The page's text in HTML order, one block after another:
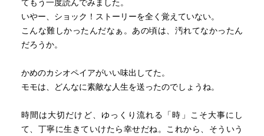
てもう一度読んでみました。
いやー、ショック！ストーリーを全く覚えていない。
こんな難しかったんだなぁ。あの頃は、汚れてなかったん
だろうか。
かめのカシオペイアがいい味出してた。
モモは、どんなに素敵な人生を送ったのでしょうね。
時間は大切だけど、ゆっくり流れる「時」こそ大事にし
て、丁寧に生きていけたら幸せだね。これから、そういう